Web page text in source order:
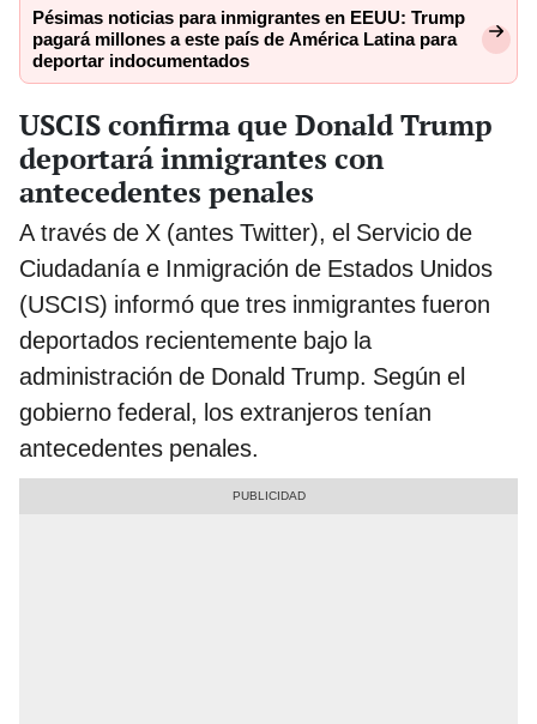
Pésimas noticias para inmigrantes en EEUU: Trump
pagará millones a este país de América Latina para
deportar indocumentados
USCIS confirma que Donald Trump
deportará inmigrantes con
antecedentes penales
A través de X (antes Twitter), el Servicio de
Ciudadanía e Inmigración de Estados Unidos
(USCIS) informó que tres inmigrantes fueron
deportados recientemente bajo la
administración de Donald Trump. Según el
gobierno federal, los extranjeros tenían
antecedentes penales.